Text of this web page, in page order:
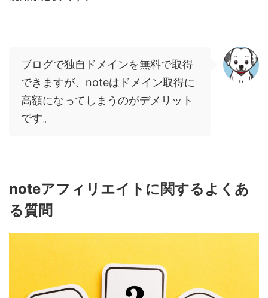
ブログで独自ドメインを無料で取得
できますが、 noteは ドメイン取得に
高額になってしまうのがデメリット
です。
noteアフィリエイトに関するよくあ
る質問